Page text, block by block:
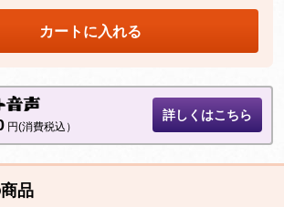
カートに入れる
円(消費税込）
詳しくはこちら
品